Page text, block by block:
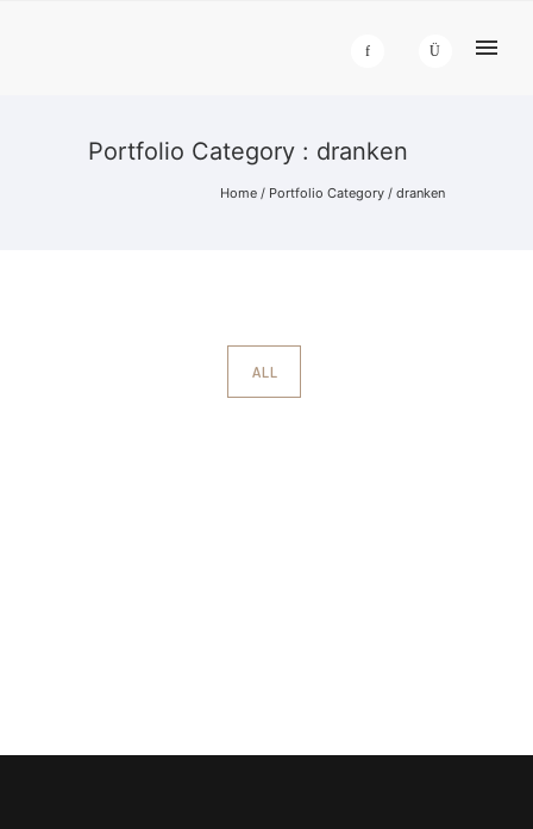
Portfolio Category : dranken
Home / Portfolio Category / dranken
ALL